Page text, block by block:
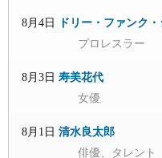
8月4日
ドリー・ファンク
プロレスラー
8月3日 寿美花代
女優
8月1日 清水良太郎
俳優、タレント